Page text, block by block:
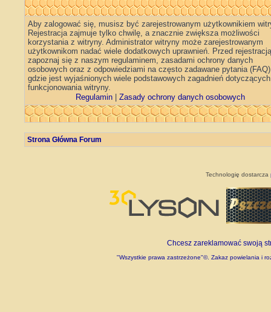
Aby zalogować się, musisz być zarejestrowanym użytkownikiem
Rejestracja zajmuje tylko chwilę, a znacznie zwiększa możliwości
korzystania z witryny. Administrator witryny może zarejestrowanym
użytkownikom nadać wiele dodatkowych uprawnień. Przed rejestracją
zapoznaj się z naszym regulaminem, zasadami ochrony danych
osobowych oraz z odpowiedziami na często zadawane pytania
gdzie jest wyjaśnionych wiele podstawowych zagadnień dotyczących
funkcjonowania witryny.
Regulamin
Zasady ochrony danych osobowych
Strona Główna Forum
Technologię dostarcza
Chcesz zareklamować swoją
"Wszystkie prawa zastrzeżone"©. Zakaz powielania i